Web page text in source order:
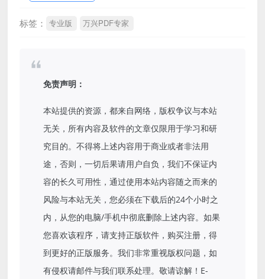
标签： 专业版 万兴PDF专家
免责声明：
本站提供的资源，都来自网络，版权争议与本站
无关，所有内容及软件的文章仅限用于学习和研
究目的。不得将上述内容用于商业或者非法用
途，否则，一切后果请用户自负，我们不保证内
容的长久可用性，通过使用本站内容随之而来的
风险与本站无关，您必须在下载后的24个小时之
内，从您的电脑/手机中彻底删除上述内容。如果
您喜欢该程序，请支持正版软件，购买注册，得
到更好的正版服务。我们非常重视版权问题，如
有侵权请邮件与我们联系处理。敬请谅解！E-